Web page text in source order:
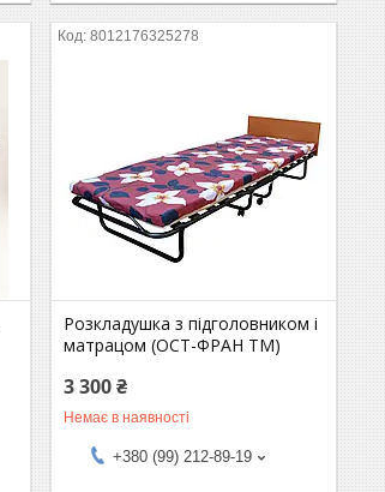
8012176325278
Розкладушка з підголовником і
матрацом (ОСТ-ФРАН ТМ)
3 300 ₴
Немає в наявності
+380 (99) 212-89-19